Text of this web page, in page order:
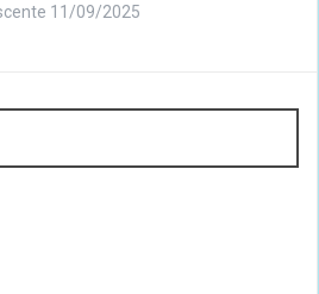
11/09/2025